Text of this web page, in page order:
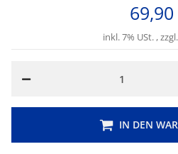
inkl. 7% USt. , zzgl.
IN DEN